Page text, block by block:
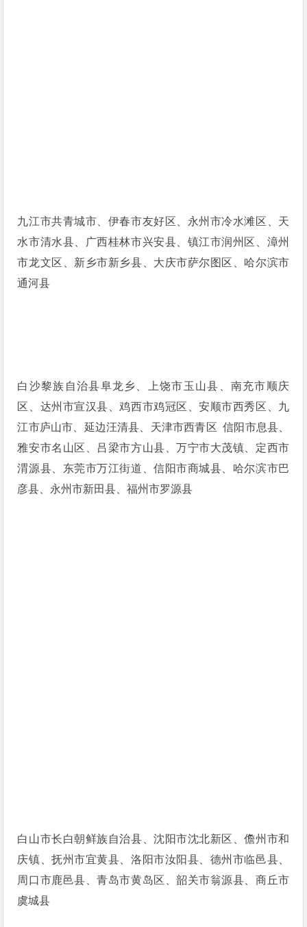
九江市共青城市、伊春市友好区、永州市冷水滩区、天
水市清水县、广西桂林市兴安县、镇江市润州区、漳州
市龙文区、新乡市新乡县、大庆市萨尔图区、哈尔滨市
通河县
白沙黎族自治县阜龙乡、上饶市玉山县、南充市顺庆
区、达州市宣汉县、鸡西市鸡冠区、安顺市西秀区、九
江市庐山市、延边汪清县、天津市西青区 信阳市息县、
雅安市名山区、吕梁市方山县、万宁市大茂镇、定西市
渭源县、东莞市万江街道、信阳市商城县、哈尔滨市巴
彦县、永州市新田县、福州市罗源县
白山市长白朝鲜族自治县、沈阳市沈北新区、儋州市和
庆镇、抚州市宜黄县、洛阳市汝阳县、德州市临邑县、
周口市鹿邑县、青岛市黄岛区、韶关市翁源县、商丘市
虞城县